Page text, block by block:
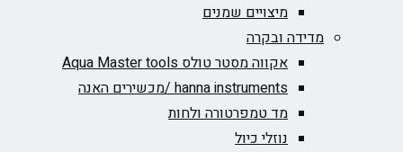
מיצויים שמנים
מדידה ובקרה
אקווה מסטר טולס Aqua Master tools
hanna instruments /מכשירים האנה
מד טמפרטורה ולחות
נוזלי כיול